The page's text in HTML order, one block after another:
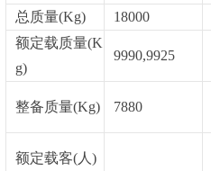
总质量(Kg) 18000
额定载质量(K
g)
9990,9925
整备质量(Kg) 7880
额定载客(人)